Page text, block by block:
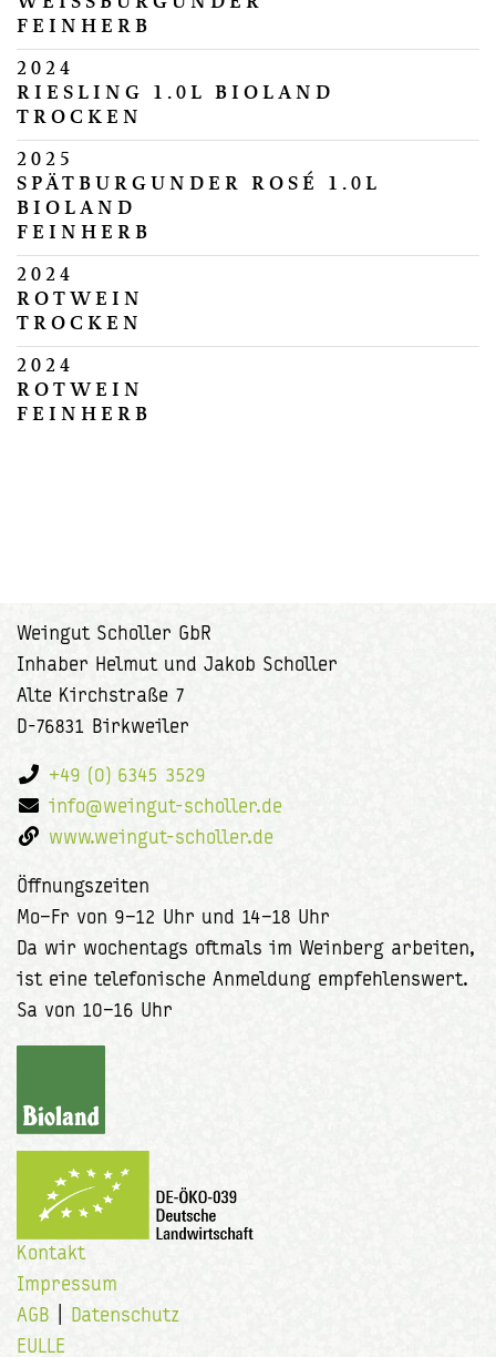
FEINHERB
2024
RIESLING 1.0L BIOLAND
TROCKEN
2025
SPÄTBURGUNDER ROSÉ 1.0L
BIOLAND
FEINHERB
2024
ROTWEIN
TROCKEN
2024
ROTWEIN
FEINHERB
Weingut Scholler GbR
Inhaber Helmut und Jakob Scholler
Alte Kirchstraße 7
D-76831 Birkweiler
+49 (0) 6345 3529
info@weingut-scholler.de
www.weingut-scholler.de
Öffnungszeiten
Mo–Fr von 9–12 Uhr und 14–18 Uhr
Da wir wochentags oftmals im Weinberg arbeiten,
ist eine telefonische Anmeldung empfehlenswert.
Sa von 10–16 Uhr
Kontakt
Impressum
AGB
Datenschutz
EULLE